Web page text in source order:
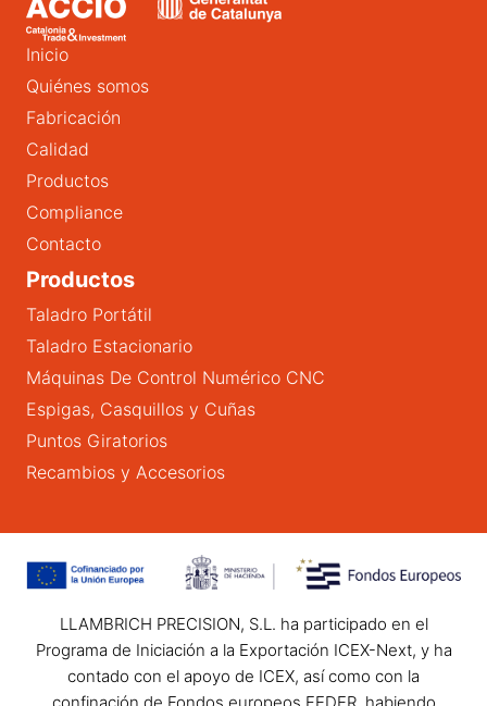
Inicio
Quiénes somos
Fabricación
Calidad
Productos
Compliance
Contacto
Productos
Taladro Portátil
Taladro Estacionario
Máquinas De Control Numérico CNC
Espigas, Casquillos y Cuñas
Puntos Giratorios
Recambios y Accesorios
LLAMBRICH PRECISION, S.L. ha participado en el
Programa de Iniciación a la Exportación ICEX-Next, y ha
contado con el apoyo de ICEX, así como con la